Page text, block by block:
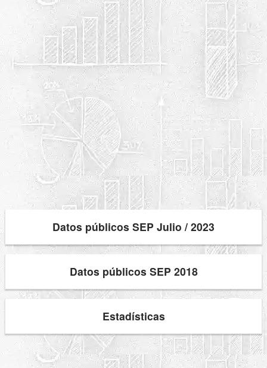
Datos públicos SEP Julio / 2023
Datos públicos SEP 2018
Estadísticas